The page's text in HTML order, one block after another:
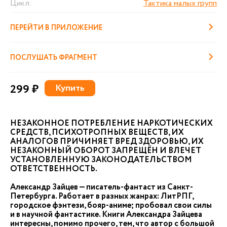
Цикл: Тактика малых групп
ПЕРЕЙТИ В ПРИЛОЖЕНИЕ
ПОСЛУШАТЬ ФРАГМЕНТ
299 ₽ Купить
НЕЗАКОННОЕ ПОТРЕБЛЕНИЕ НАРКОТИЧЕСКИХ
СРЕДСТВ, ПСИХОТРОПНЫХ ВЕЩЕСТВ, ИХ
АНАЛОГОВ ПРИЧИНЯЕТ ВРЕД ЗДОРОВЬЮ, ИХ
НЕЗАКОННЫЙ ОБОРОТ ЗАПРЕЩЁН И ВЛЕЧЕТ
УСТАНОВЛЕННУЮ ЗАКОНОДАТЕЛЬСТВОМ
ОТВЕТСТВЕННОСТЬ.
Александр Зайцев — писатель-фантаст из Санкт-
Петербурга. Работает в разных жанрах: ЛитРПГ,
городское фэнтези, бояр-аниме; пробовал свои силы
и в научной фантастике. Книги Александра Зайцева
интересны, помимо прочего, тем, что автор с большой